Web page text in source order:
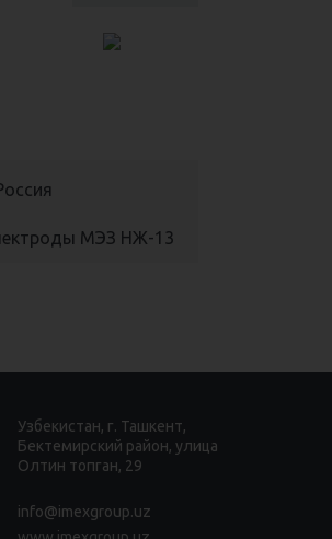
МЭЗ НЖ-13
Узбекистан, г. Ташкент,
Бектемирский район, улица
Олтин топган, 29
info@imexgroup.uz